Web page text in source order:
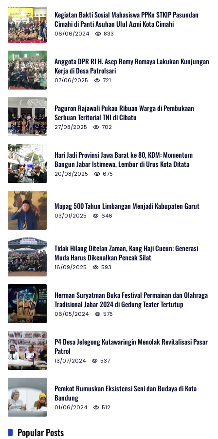
Kegiatan Bakti Sosial Mahasiswa PPKn STKIP Pasundan
Cimahi di Panti Asuhan Ulul Azmi Kota Cimahi
06/06/2024 833
Anggota DPR RI H. Asep Romy Romaya Lakukan Kunjungan
Kerja di Desa Patrolsari
07/06/2025 721
Paguron Rajawali Pukau Ribuan Warga di Pembukaan
Serbuan Teritorial TNI di Cibatu
27/08/2025 702
Hari Jadi Provinsi Jawa Barat ke 80, KDM: Momentum
Bangun Jabar Istimewa, Lembur di Urus Kota Ditata
20/08/2025 675
Mapag 500 Tahun Limbangan Menjadi Kabupaten Garut
03/01/2025 646
Tidak Hilang Ditelan Zaman, Kang Haji Cucun: Generasi
Muda Harus Dikenalkan Pencak Silat
16/09/2025 593
Herman Suryatman Buka Festival Permainan dan Olahraga
Tradisional Jabar 2024 di Gedung Teater Tertutup
06/05/2024 575
P4 Desa Jelegong Kutawaringin Menolak Revitalisasi Pasar
Patrol
13/07/2024 537
Pemkot Rumuskan Eksistensi Seni dan Budaya di Kota
Bandung
01/06/2024 512
Popular Posts